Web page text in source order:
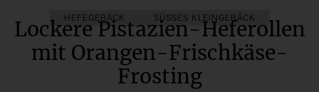
HEFEGEBÄCK SÜSSES KLEINGEBÄCK
Lockere Pistazien-Heferollen
mit Orangen-Frischkäse-
Frosting